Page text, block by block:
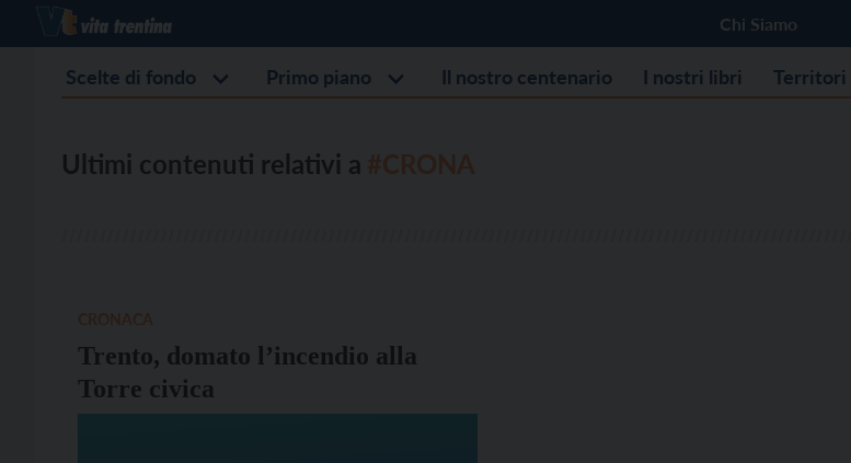
Chi Siamo
Scelte di fondo Primo piano Il nostro centenario I nostri libri Territori
Ultimi contenuti relativi a
Trento, domato l’incendio alla
Torre civica